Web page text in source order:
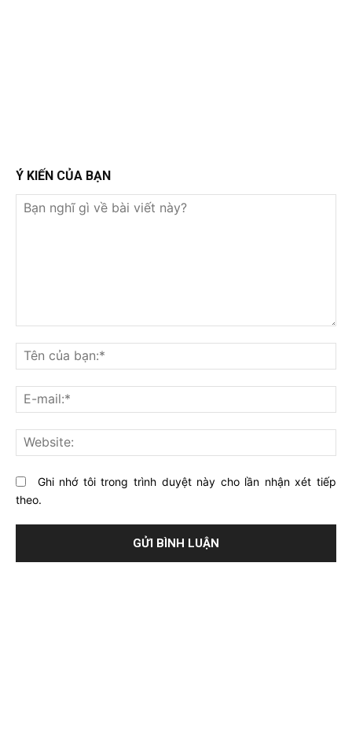
Ý KIẾN CỦA BẠN
nghĩ
gì
về
bài
viết
này?
Ghi nhớ tôi trong trình duyệt này cho lần nhận xét tiếp
theo.